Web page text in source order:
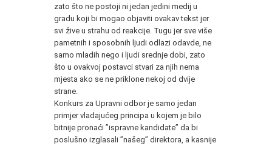
zato što ne postoji ni jedan jedini medij u
gradu koji bi mogao objaviti ovakav tekst jer
svi žive u strahu od reakcije. Tugu jer sve više
pametnih i sposobnih ljudi odlazi odavde, ne
samo mladih nego i ljudi srednje dobi, zato
što u ovakvoj postavci stvari za njih nema
mjesta ako se ne priklone nekoj od dvije
strane.
Konkurs za Upravni odbor je samo jedan
primjer vladajućeg principa u kojem je bilo
bitnije pronaći ”ispravne kandidate” da bi
poslušno izglasali ”našeg” direktora, a kasnije